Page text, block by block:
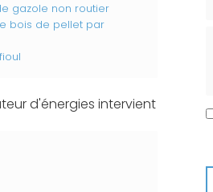
gazole non routier
bois de pellet par
d'énergies intervient